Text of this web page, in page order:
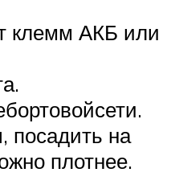
клемм АКБ или
посадить на
плотнее.